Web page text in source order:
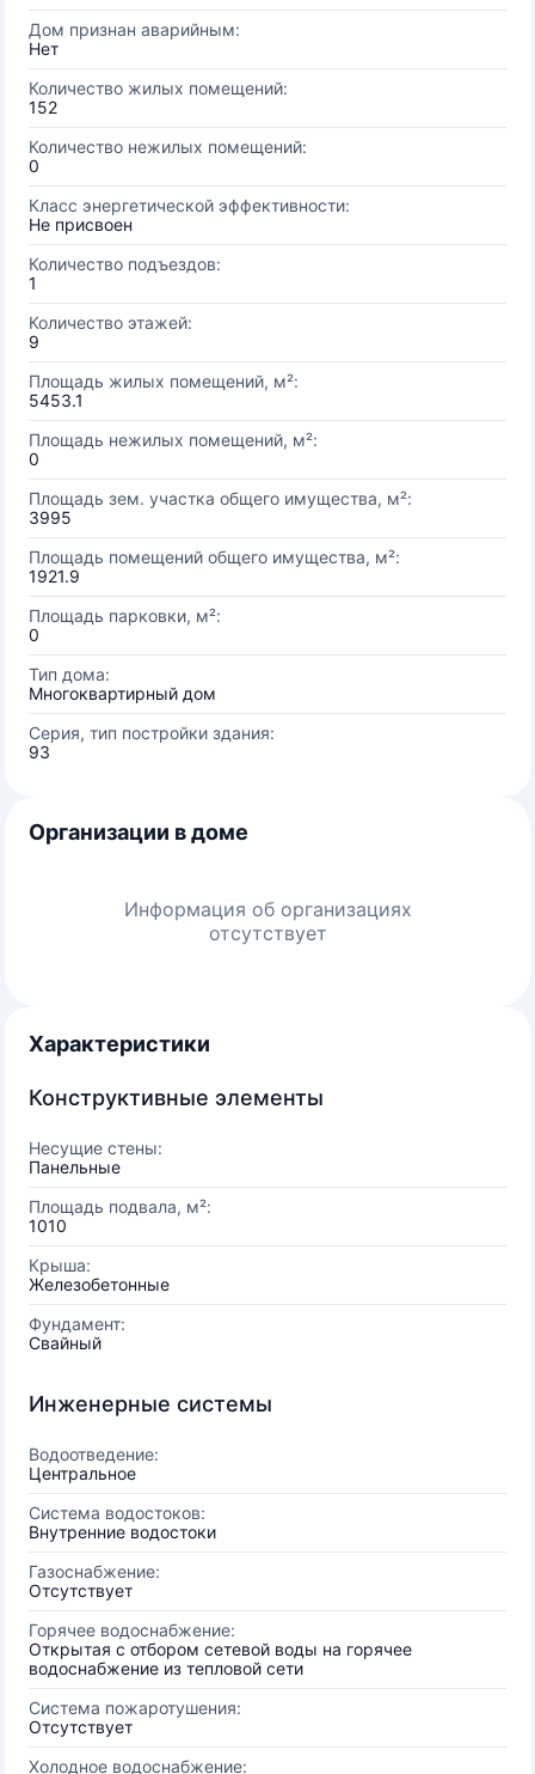
Дом признан аварийным:
Нет
Количество жилых помещений:
152
Количество нежилых помещений:
0
Класс энергетической эффективности:
Не присвоен
Количество подъездов:
1
Количество этажей:
9
Площадь жилых помещений, м²:
5453.1
Площадь нежилых помещений, м²:
0
Площадь зем. участка общего имущества, м²:
3995
Площадь помещений общего имущества, м²:
1921.9
Площадь парковки, м²:
0
Тип дома:
Многоквартирный дом
Серия, тип постройки здания:
93
Организации в доме
Информация об организациях
отсутствует
Характеристики
Конструктивные элементы
Несущие стены:
Панельные
Площадь подвала, м²:
1010
Крыша:
Железобетонные
Фундамент:
Свайный
Инженерные системы
Водоотведение:
Центральное
Система водостоков:
Внутренние водостоки
Газоснабжение:
Отсутствует
Горячее водоснабжение:
Открытая с отбором сетевой воды на горячее
водоснабжение из тепловой сети
Система пожаротушения:
Отсутствует
Холодное водоснабжение: